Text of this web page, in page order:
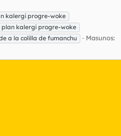
kalergi progre-woke
kalergi progre-woke
a la colilla de fumanchu
Masunos: